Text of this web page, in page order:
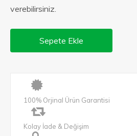
verebilirsiniz.
Sepete Ekle
100% Orjinal Ürün Garantisi
Kolay İade & Değişim